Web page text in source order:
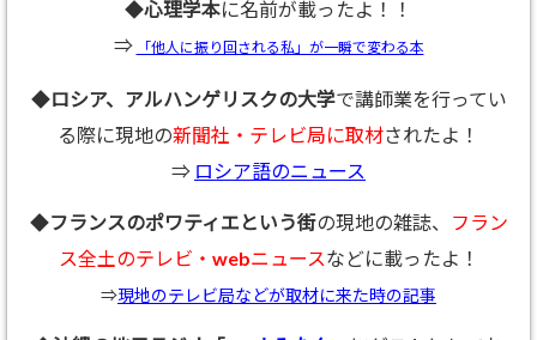
◆心理学本に名前が載ったよ！！
⇒
「他人に振り回される私」が一瞬で変わる本
◆ロシア、アルハンゲリスクの大学で講師業を行ってい
る際に現地の新聞社・テレビ局に取材されたよ！
⇒ ロシア語のニュース
◆フランスのポワティエという街の現地の雑誌、
フラン
ス全土のテレビ・webニュース などに載ったよ！
⇒現地のテレビ局などが取材に来た時の記事